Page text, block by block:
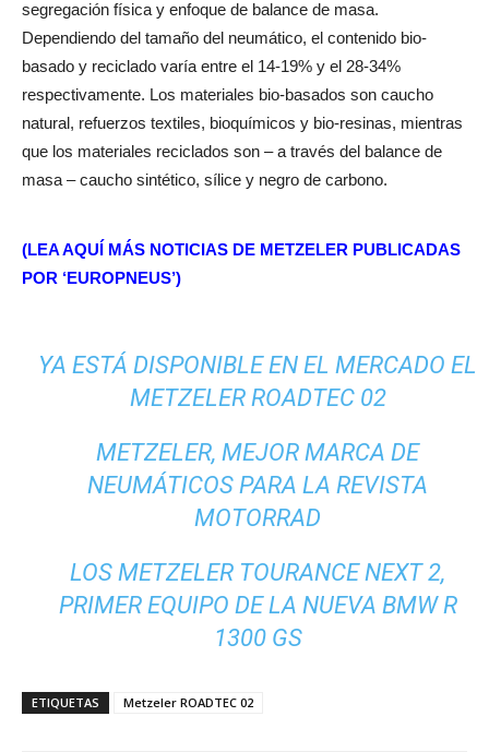
segregación física y enfoque de balance de masa.
Dependiendo del tamaño del neumático, el contenido bio-
basado y reciclado varía entre el 14-19% y el 28-34%
respectivamente. Los materiales bio-basados son caucho
natural, refuerzos textiles, bioquímicos y bio-resinas, mientras
que los materiales reciclados son – a través del balance de
masa – caucho sintético, sílice y negro de carbono.
(LEA AQUÍ MÁS NOTICIAS DE METZELER PUBLICADAS
POR ‘EUROPNEUS’)
YA ESTÁ DISPONIBLE EN EL MERCADO EL
METZELER ROADTEC 02
METZELER, MEJOR MARCA DE
NEUMÁTICOS PARA LA REVISTA
MOTORRAD
LOS METZELER TOURANCE NEXT 2,
PRIMER EQUIPO DE LA NUEVA BMW R
1300 GS
ETIQUETAS Metzeler ROADTEC 02